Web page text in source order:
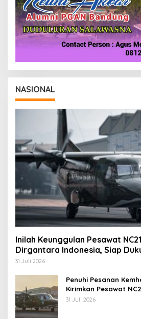
NASIONAL
Inilah Keunggulan Pesawat
Dirgantara Indonesia, Siap
Operasi TNI
31 Juli 2026
Penuhi Pesanan
Kirimkan Pesawat
AU
31 Juli 2026